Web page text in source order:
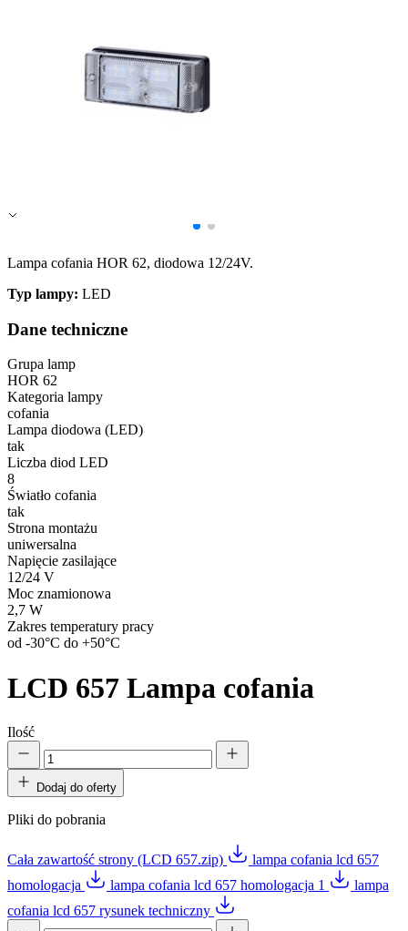
Lampa cofania HOR 62, diodowa 12/24V.
Typ lampy: LED
Dane techniczne
Grupa lamp
HOR 62
Kategoria lampy
cofania
Lampa diodowa (LED)
tak
Liczba diod LED
8
Światło cofania
tak
Strona montażu
uniwersalna
Napięcie zasilające
12/24 V
Moc znamionowa
2,7 W
Zakres temperatury pracy
od -30°C do +50°C
LCD 657 Lampa cofania
Ilość
Dodaj do oferty
Pliki do pobrania
Cała zawartość strony (LCD 657.zip)
lampa cofania lcd 657
homologacja
lampa cofania lcd 657 homologacja 1
lampa
cofania lcd 657 rysunek techniczny
Akceptuj wszystko